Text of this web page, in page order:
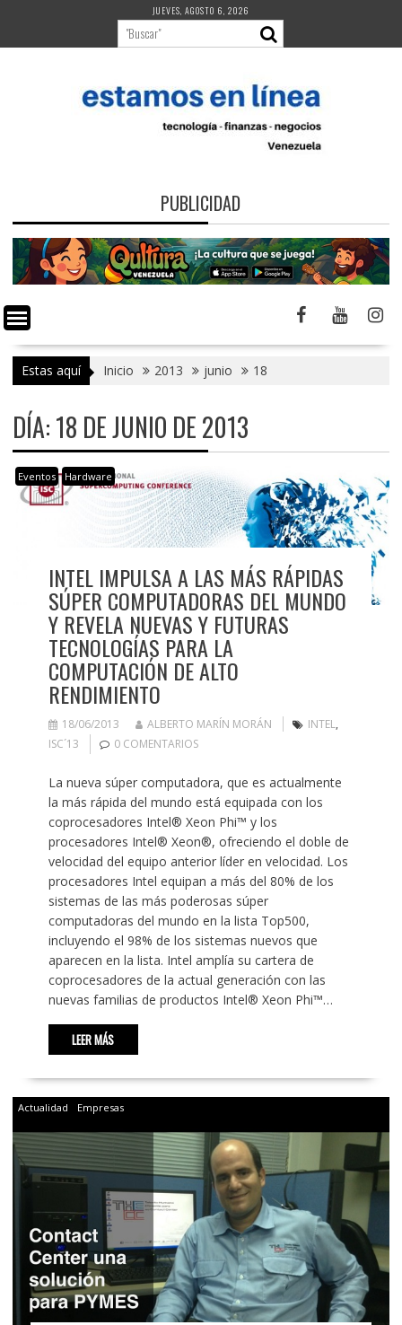
contenido
JUEVES, AGOSTO 6, 2026
PUBLICIDAD
Estas aquí Inicio 2013 junio 18
DÍA:18 DE JUNIO DE 2013
Eventos Hardware
INTEL IMPULSA A LAS MÁS RÁPIDAS
SÚPER COMPUTADORAS DEL MUNDO
Y REVELA NUEVAS Y FUTURAS
TECNOLOGÍAS PARA LA
COMPUTACIÓN DE ALTO
RENDIMIENTO
18/06/2013 ALBERTO MARÍN MORÁN INTEL,
ISC´13
0 COMENTARIOS
La nueva súper computadora, que es actualmente
la más rápida del mundo está equipada con los
coprocesadores Intel® Xeon Phi™ y los
procesadores Intel® Xeon®, ofreciendo el doble de
velocidad del equipo anterior líder en velocidad. Los
procesadores Intel equipan a más del 80% de los
sistemas de las más poderosas súper
computadoras del mundo en la lista Top500,
incluyendo el 98% de los sistemas nuevos que
aparecen en la lista. Intel amplía su cartera de
coprocesadores de la actual generación con las
nuevas familias de productos Intel® Xeon Phi™…
LEER MÁS
Actualidad Empresas